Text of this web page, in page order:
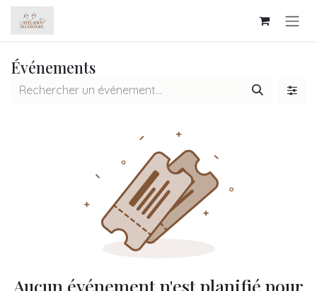
Se rendre au contenu
Événements
Aucun événement n'est planifié pour